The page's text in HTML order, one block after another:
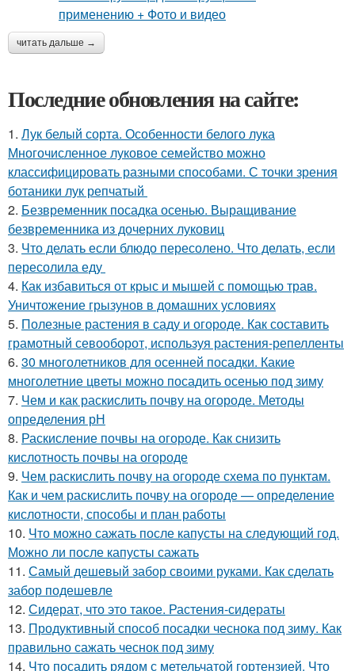
читать дальше →
Последние обновления на сайте:
1. Лук белый сорта. Особенности белого лука
Многочисленное луковое семейство можно
классифицировать разными способами. С точки зрения
ботаники лук репчатый
2. Безвременник посадка осенью. Выращивание
безвременника из дочерних луковиц
3. Что делать если блюдо пересолено. Что делать, если
пересолила еду
4. Как избавиться от крыс и мышей с помощью трав.
Уничтожение грызунов в домашних условиях
5. Полезные растения в саду и огороде. Как составить
грамотный севооборот, используя растения-репелленты
6. 30 многолетников для осенней посадки. Какие
многолетние цветы можно посадить осенью под зиму
7. Чем и как раскислить почву на огороде. Методы
определения рН
8. Раскисление почвы на огороде. Как снизить
кислотность почвы на огороде
9. Чем раскислить почву на огороде схема по пунктам.
Как и чем раскислить почву на огороде — определение
кислотности, способы и план работы
10. Что можно сажать после капусты на следующий год.
Можно ли после капусты сажать
11. Самый дешевый забор своими руками. Как сделать
забор подешевле
12. Сидерат, что это такое. Растения-сидераты
13. Продуктивный способ посадки чеснока под зиму. Как
правильно сажать чеснок под зиму
14. Что посадить рядом с метельчатой гортензией. Что